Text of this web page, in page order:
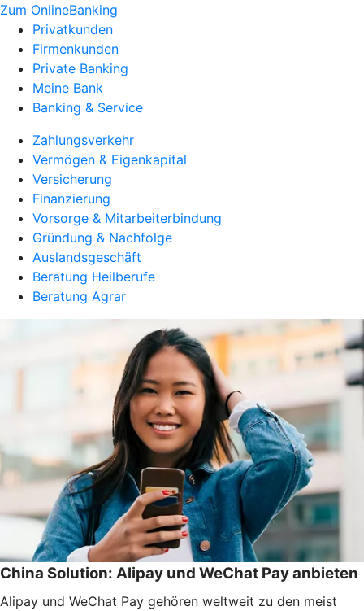
Zum OnlineBanking
Privatkunden
Firmenkunden
Private Banking
Meine Bank
Banking & Service
Zahlungsverkehr
Vermögen & Eigenkapital
Versicherung
Finanzierung
Vorsorge & Mitarbeiterbindung
Gründung & Nachfolge
Auslandsgeschäft
Beratung Heilberufe
Beratung Agrar
China Solution: Alipay und WeChat Pay anbieten
Alipay und WeChat Pay gehören weltweit zu den meist